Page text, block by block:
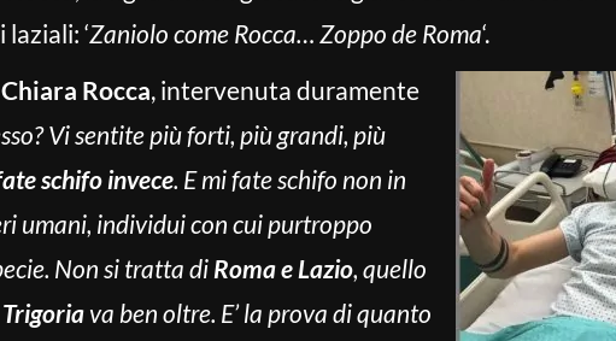
‘Zaniolo come Rocca… Zoppo de Roma‘.
Chiara Rocca, intervenuta duramente
Vi sentite più forti, più grandi, più
schifo invece. E mi fate schifo non in
umani, individui con cui purtroppo
Non si tratta di Roma e Lazio, quello
Trigoria va ben oltre. E’ la prova di quanto